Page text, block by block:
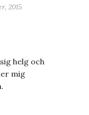
2015
helg och
mig